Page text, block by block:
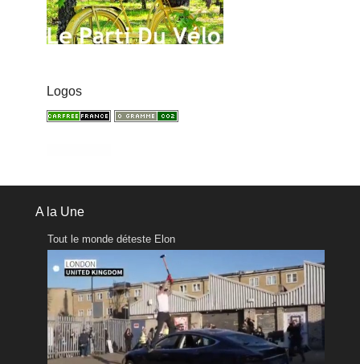
Logos
A la Une
Tout le monde déteste Elon